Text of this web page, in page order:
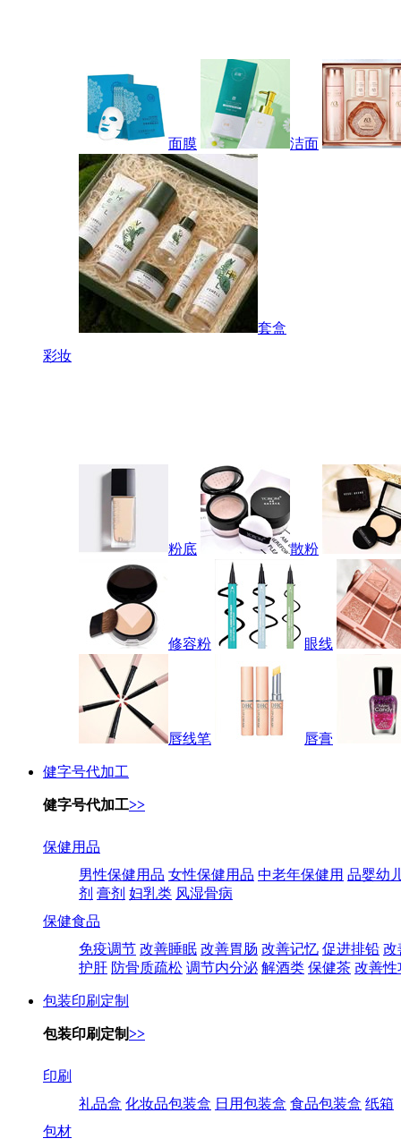
面膜 洁面
套盒
彩妆
粉底 散粉
修容粉 眼线
唇线笔 唇膏
健字号代加工
健字号代加工>>
保健用品
男性保健用品 女性保健用品 中老年保健用 品婴幼
剂 膏剂 妇乳类 风湿骨病
保健食品
免疫调节 改善睡眠 改善胃肠 改善记忆 促进排铅 改
护肝 防骨质疏松 调节内分泌 解酒类 保健茶 改善性
包装印刷定制
包装印刷定制>>
印刷
礼品盒 化妆品包装盒 日用包装盒 食品包装盒 纸箱
包材